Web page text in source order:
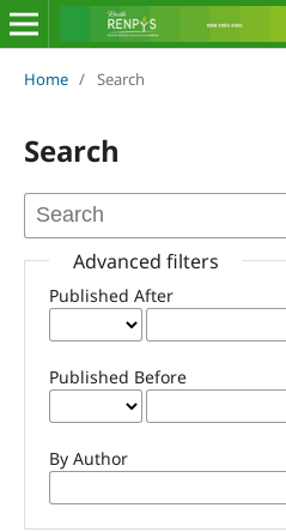
Home / Search
Search
Advanced filters
Published After
Published Before
By Author